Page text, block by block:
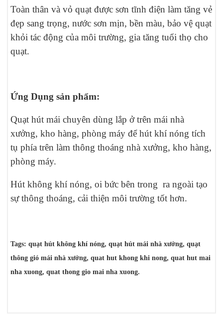
Toàn thân và vỏ quạt được sơn tĩnh điện làm tăng vẻ
đẹp sang trọng, nước sơn mịn, bền màu, bảo vệ quạt
khỏi tác động của môi trường, gia tăng tuổi thọ cho
quạt.
Ứng Dụng sản phẩm:
Quạt hút mái chuyên dùng lắp ở trên mái nhà
xưởng, kho hàng, phòng máy để hút khí nóng tích
tụ phía trên làm thông thoáng nhà xưởng, kho hàng,
phòng máy.
Hút không khí nóng, oi bức bên trong ra ngoài tạo
sự thông thoáng, cải thiện môi trường tốt hơn.
Tags: quạt hút không khí nóng, quạt hút mái nhà xưởng, quạt
thông gió mái nhà xưởng, quat hut khong khi nong, quat hut mai
nha xuong, quat thong gio mai nha xuong.